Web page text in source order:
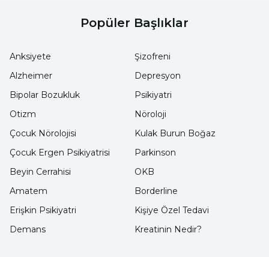
anlayabilmek için öksürüğün ne kadar zaman
başka maddelerin de olup olmadığına ve
vücutta başka belirtilerin de başlayıp
başlamadığına dikkat etmek gerekir.
Öksürük kısa süreli olduğunda çoğunlukla
doğal ve zararsızdır fakat uzun süreli ve
azalmayan öksürük vücutta bir rahatsızlığın
olduğunun habercisidir.
Öksürük Çeşitleri
Popüler Başlıklar
Anksiyete
Alzheimer
Bipolar Bozukluk
Otizm
Çocuk Nörolojisi
Şizofreni
Depresyon
Psikiyatri
Nöroloji
Kulak Burun Boğaz
Çocuk Ergen Psikiyatrisi
Beyin Cerrahisi
Amatem
Erişkin Psikiyatri
Demans
Parkinson
OKB
Borderline
Kişiye Özel Tedavi
Kreatinin Nedir?